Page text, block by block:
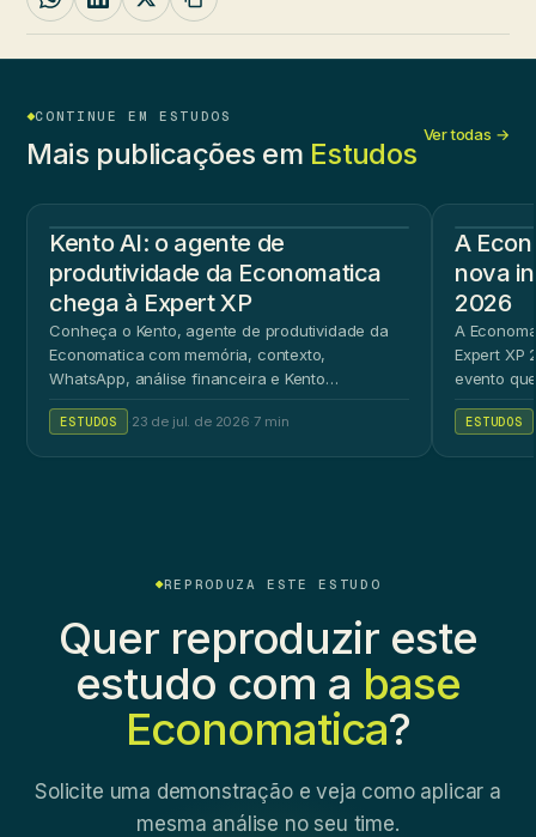
CONTINUE EM ESTUDOS
Mais publicações em Estudos
Ver todas →
Kento AI: o agente de
produtividade da Economatica
chega à Expert XP
Conheça o Kento, agente de produtividade da
Economatica com memória, contexto,
WhatsApp, análise financeira e Kento
ESTUDOS 23 de jul. de 2026 7 min
A
nova
2026
A
Expert XP
evento
ESTUDOS
REPRODUZA ESTE ESTUDO
Quer reproduzir este
estudo com a base
Economatica?
Solicite uma demonstração e veja como aplicar a
mesma análise no seu time.